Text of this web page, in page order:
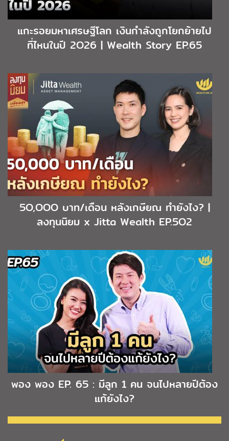
แกะรอยมหาเศรษฐีโลก เงินกำลังถูกโยกย้ายไป
ที่ไหนในปี 2O26 | Wealth Story EP.65
5O,OOO บาท/เดือน หลังเกษียณ ทำยังไง? |
ลงทุนนิยม x Jitta Wealth EP.5O2
พอง พอง EP. 65 : มีลูก 1 คน จนไปหลายปีต้อง
แก้ยังไง?